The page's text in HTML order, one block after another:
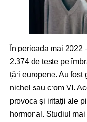
În perioada mai 2022
2.374 de teste pe
țări europene. Au fost
nichel sau crom VI.
provoca și iritații ale
hormonal. Studiul